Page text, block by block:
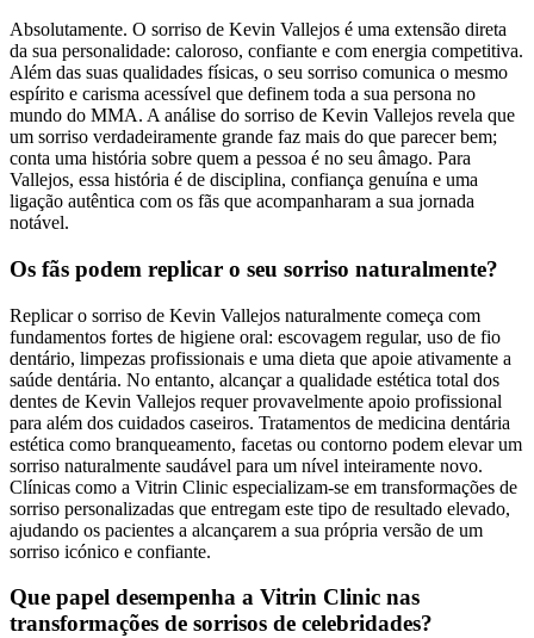
Absolutamente. O sorriso de Kevin Vallejos é uma extensão direta
da sua personalidade: caloroso, confiante e com energia competitiva.
Além das suas qualidades físicas, o seu sorriso comunica o mesmo
espírito e carisma acessível que definem toda a sua persona no
mundo do MMA. A análise do sorriso de Kevin Vallejos revela que
um sorriso verdadeiramente grande faz mais do que parecer bem;
conta uma história sobre quem a pessoa é no seu âmago. Para
Vallejos, essa história é de disciplina, confiança genuína e uma
ligação autêntica com os fãs que acompanharam a sua jornada
notável.
Os fãs podem replicar o seu sorriso naturalmente?
Replicar o sorriso de Kevin Vallejos naturalmente começa com
fundamentos fortes de higiene oral: escovagem regular, uso de fio
dentário, limpezas profissionais e uma dieta que apoie ativamente a
saúde dentária. No entanto, alcançar a qualidade estética total dos
dentes de Kevin Vallejos requer provavelmente apoio profissional
para além dos cuidados caseiros. Tratamentos de medicina dentária
estética como branqueamento, facetas ou contorno podem elevar um
sorriso naturalmente saudável para um nível inteiramente novo.
Clínicas como a Vitrin Clinic especializam-se em transformações de
sorriso personalizadas que entregam este tipo de resultado elevado,
ajudando os pacientes a alcançarem a sua própria versão de um
sorriso icónico e confiante.
Que papel desempenha a Vitrin Clinic nas
transformações de sorrisos de celebridades?